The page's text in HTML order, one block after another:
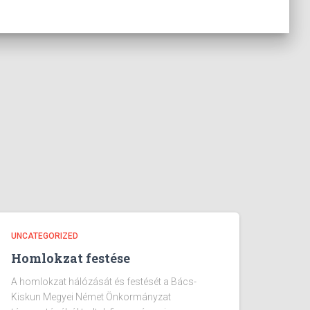
UNCATEGORIZED
Homlokzat festése
A homlokzat hálózását és festését a Bács-
Kiskun Megyei Német Önkormányzat